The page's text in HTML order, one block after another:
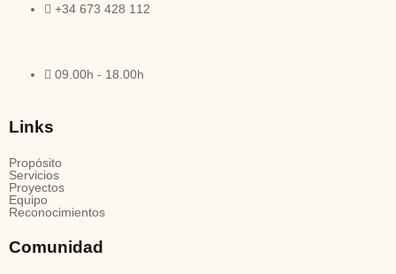
+34 673 428 112
09.00h - 18.00h
Links
Propósito
Servicios
Proyectos
Equipo
Reconocimientos
Comunidad